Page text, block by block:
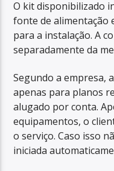
O kit disponibilizado
fonte de alimentação
para a instalação. A
separadamente da
Segundo a empresa,
apenas para planos
alugado por conta.
equipamentos, o
o serviço. Caso isso
iniciada